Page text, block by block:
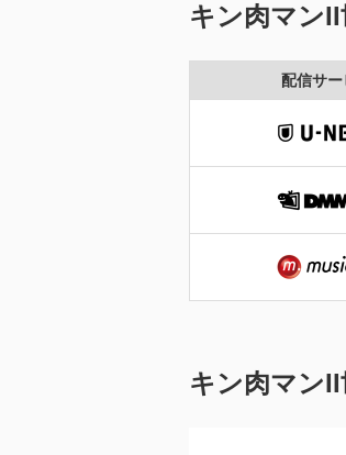
キン肉マン
配信サー
キン肉マン